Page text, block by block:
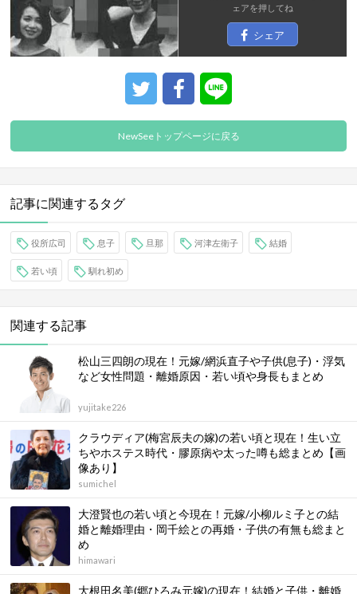
ェアを押してね
シェア
NewSeeトップページに戻る
記事に関連するタグ
役所広司 息子 旦那 河津左衛子 結婚
若い頃 馴れ初め
関連する記事
松山三四朗の現在！元嫁/網浜直子や子供(息子)・浮気
など女性問題・離婚原因・若い頃や身長もまとめ
yujitake226
クラウディア(梅宮辰夫の嫁)の若い頃と現在！生い立
ちやホステス時代・膠原病や太った噂も総まとめ【画
像あり】
sumichel
大澄賢也の若い頃と今現在！元嫁/小柳ルミ子との結
婚と離婚理由・岡千絵との再婚・子供の有無も総まと
め
himawari
大根田名美(郷ひろみ元嫁)の現在！結婚と子供・離婚